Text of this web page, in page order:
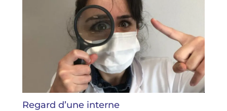
Regard d’une interne